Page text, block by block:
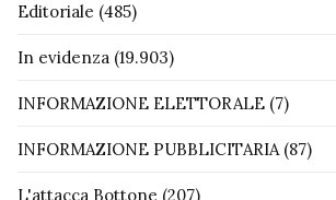
Editoriale (485)
In evidenza (19.903)
INFORMAZIONE ELETTORALE (7)
INFORMAZIONE PUBBLICITARIA(87)
L'attacca Bottone (207)